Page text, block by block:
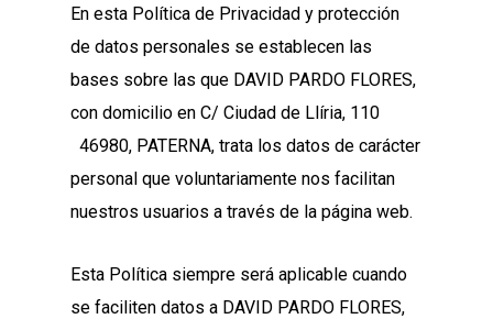
En esta Política de Privacidad y protección
de datos personales se establecen las
bases sobre las que DAVID PARDO FLORES,
con domicilio en C/ Ciudad de Llíria, 110
46980, PATERNA, trata los datos de carácter
personal que voluntariamente nos facilitan
nuestros usuarios a través de la página web.
Esta Política siempre será aplicable cuando
se faciliten datos a DAVID PARDO FLORES,